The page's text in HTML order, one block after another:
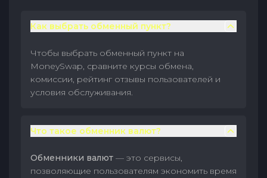
Как выбрать обменный пункт?
Чтобы выбрать обменный пункт на
MoneySwap, сравните курсы обмена,
комиссии, рейтинг отзывы пользователей и
условия обслуживания.
Что такое обменник валют?
Обменники валют — это сервисы,
позволяющие пользователям экономить время